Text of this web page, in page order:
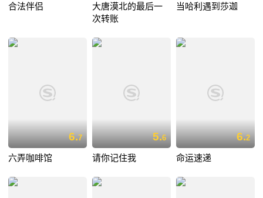
合法伴侣
大唐漠北的最后一
次转账
当哈利遇到莎迦
6.7
六弄咖啡馆
5.6
请你记住我
6.2
命运速递